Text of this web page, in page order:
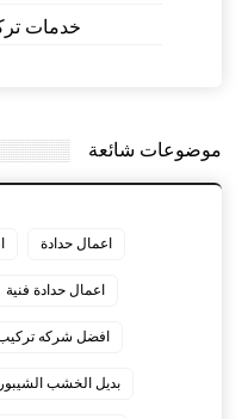
خدمات
موضوعات شائعة
اعمال حدادة
اعمال حدادة فنية
افضل شركه تركيب
بديل الخشب